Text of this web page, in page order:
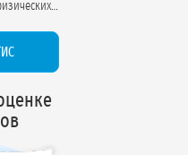
каротажем,
Документы